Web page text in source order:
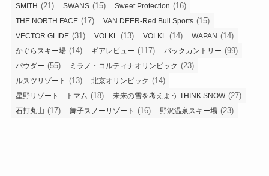
SMITH (21) SWANS (15) Sweet Protection (16)
THE NORTH FACE (17) VAN DEER-Red Bull Sports (15)
VECTOR GLIDE (31) VOLKL (13) VÖLKL (14) WAPAN (14)
かぐらスキー場 (14) ギアレビュー (117) バックカントリー (99)
パウダー (55) ミラノ・コルティナオリンピック (23)
ルスツリゾート (13) 北京オリンピック (14)
星野リゾート トマム (18) 未来の雪を考えよう THINK SNOW(27)
石打丸山 (17) 舞子スノーリゾート (16) 野沢温泉スキー場 (23)